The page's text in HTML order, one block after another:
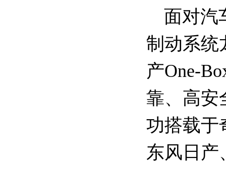
面对汽
制动系统
产One-
靠、高安
功搭载于
东风日产